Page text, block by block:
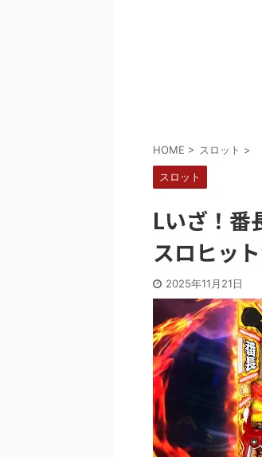
HOME > スロット >
スロット
Lいざ！番
スロヒッ
2025年11月21日